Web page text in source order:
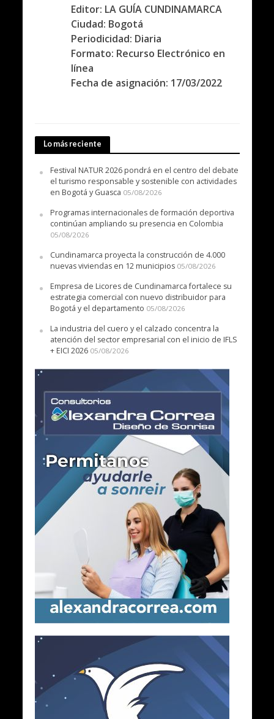
Editor: LA GUÍA CUNDINAMARCA
Ciudad: Bogotá
Periodicidad: Diaria
Formato: Recurso Electrónico en
línea
Fecha de asignación: 17/03/2022
Lo más reciente
Festival NATUR 2026 pondrá en el centro del debate
el turismo responsable y sostenible con actividades
en Bogotá y Guasca 05/08/2026
Programas internacionales de formación deportiva
continúan ampliando su presencia en Colombia
05/08/2026
Cundinamarca proyecta la construcción de 4.000
nuevas viviendas en 12 municipios 05/08/2026
Empresa de Licores de Cundinamarca fortalece su
estrategia comercial con nuevo distribuidor para
Bogotá y el departamento 05/08/2026
La industria del cuero y el calzado concentra la
atención del sector empresarial con el inicio de IFLS
+ EICI 2026 05/08/2026